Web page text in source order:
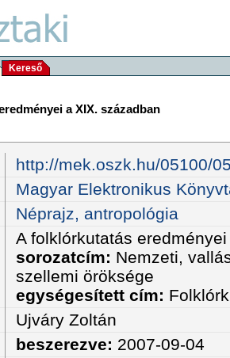
Kereső
a XIX. században
http://mek.oszk.hu/05100/
Magyar Elektronikus
Néprajz, antropológia
A folklórkutatás
sorozatcím: Nemzeti,
szellemi öröksége
egységesített cím:
Ujváry Zoltán
beszerezve: 2007-09-04